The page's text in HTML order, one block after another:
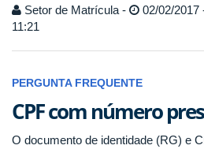
Setor de Matrícula -
02/02/2017
11:21
PERGUNTA FREQUENTE
CPF com número
O documento de identidade (RG) e